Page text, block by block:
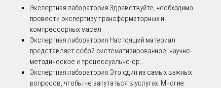
Экспертная лаборатория Здравствуйте, необходимо
провести экспертизу трансформаторных и
компрессорных масел
Экспертная лаборатория Настоящий материал
представляет собой систематизированное, научно-
методическое и процессуально-ор...
Экспертная лаборатория Это один из самых важных
вопросов, чтобы не запутаться в услугах. Многие